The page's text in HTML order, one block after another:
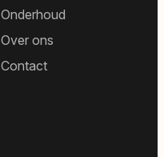
Onderhoud
Over ons
Contact